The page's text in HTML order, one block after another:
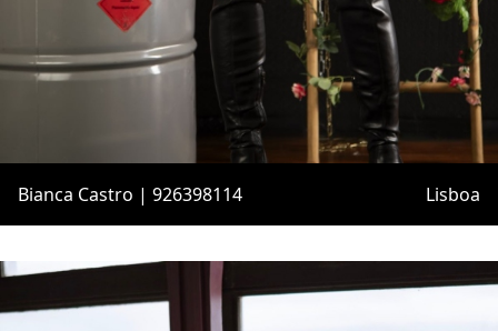
Bianca Castro | 926398114 Lisboa